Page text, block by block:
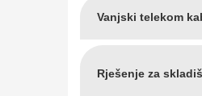
Vanjski telekom
Rješenje za